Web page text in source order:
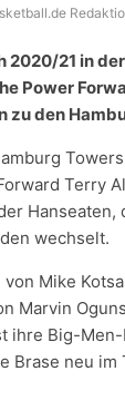
2020/21 in
Power
zu den
Terry
Hanseaten,
wechselt.
Mike
Marvin
ihre Big-
Brase neu im